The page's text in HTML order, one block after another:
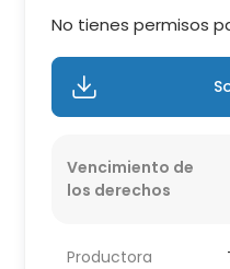
No tienes permisos
Vencimiento de
los derechos
Productora